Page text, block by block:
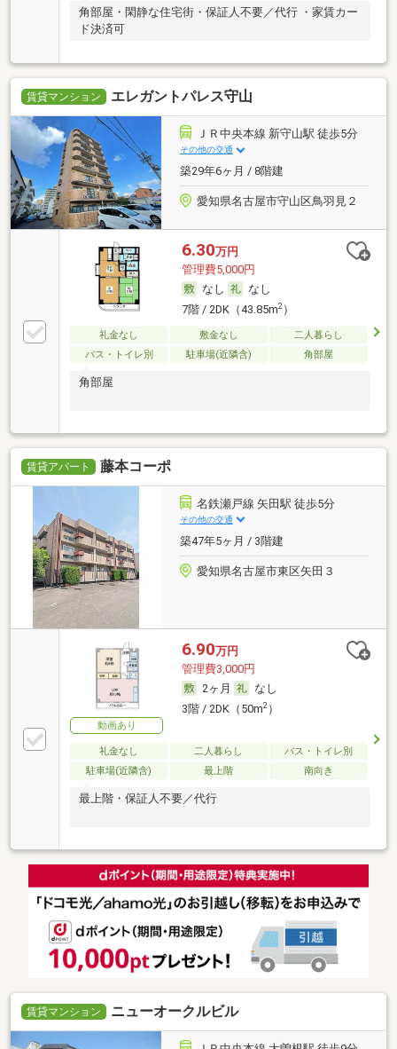
角部屋・閑静な住宅街・保証人不要／代行 ・家賃カー
ド決済可
賃貸マンション エレガントパレス守山
ＪＲ中央本線 新守山駅 徒歩5分
その他の交通
築29年6ヶ月 / 8階建
愛知県名古屋市守山区鳥羽見２
6.30万円
管理費5,000円
なし
なし
7階 / 2DK（43.85m2）
礼金なし 敷金なし
二人暮らし
バス・トイレ別
駐車場(近隣含) 角部屋
角部屋
賃貸アパート 藤本コーポ
名鉄瀬戸線 矢田駅 徒歩5分
その他の交通
築47年5ヶ月 / 3階建
愛知県名古屋市東区矢田３
動画あり
6.90万円
管理費3,000円
2ヶ月
なし
3階 / 2DK（50m2）
礼金なし 二人暮らし
バス・トイレ別
駐車場(近隣含)
最上階 南向き
最上階・保証人不要／代行
賃貸マンション ニューオークルビル